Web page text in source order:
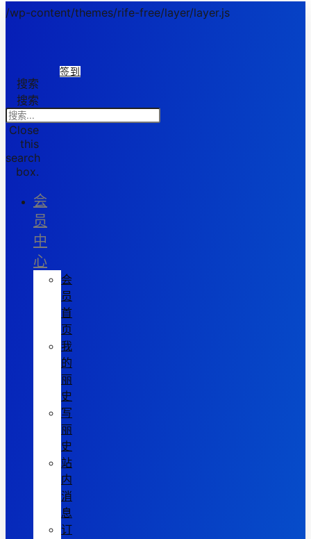
/wp-content/themes/rife-free/layer/layer.js
签到
搜索
搜索
Close
this
search
box.
会
员
中
心
会
员
首
页
我
的
丽
史
写
丽
史
站
内
消
息
订